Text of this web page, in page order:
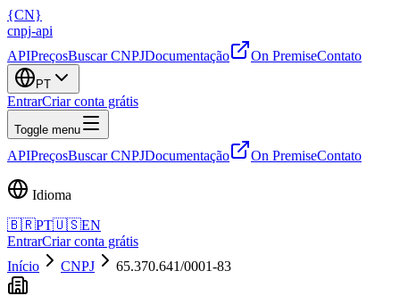
{CN}
cnpj-api
APIPreçosBuscar CNPJDocumentação On PremiseContato
PT
EntrarCriar conta grátis
Toggle menu
APIPreçosBuscar CNPJDocumentação On PremiseContato
Idioma
🇧🇷PT🇺🇸EN
EntrarCriar conta grátis
Início
CNPJ 65.370.641/0001-83